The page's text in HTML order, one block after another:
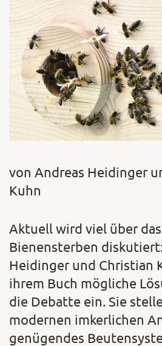
von Andreas Heidinger
Kuhn
Aktuell wird viel über
Bienensterben
Heidinger und Christian
ihrem Buch mögliche
die Debatte ein. Sie
modernen imkerlichen
genügendes